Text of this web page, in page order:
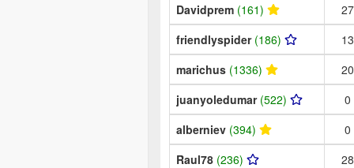
Davidprem (161)
27
friendlyspider (186)
13
marichus (1336)
20
juanyoledumar (522)
0
alberniev (394)
0
Raul78 (236)
28